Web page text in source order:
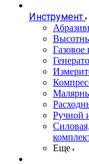
Инструмент
Газовое
Ручной
Еще